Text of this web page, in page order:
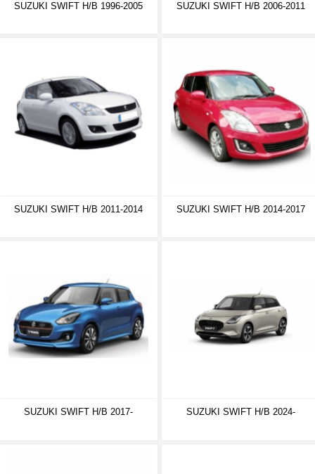
SUZUKI SWIFT H/B 1996-2005 SUZUKI SWIFT H/B 2006-2011
SUZUKI SWIFT H/B 2011-2014 SUZUKI SWIFT H/B 2014-2017
SUZUKI SWIFT H/B 2017- SUZUKI SWIFT H/B 2024-